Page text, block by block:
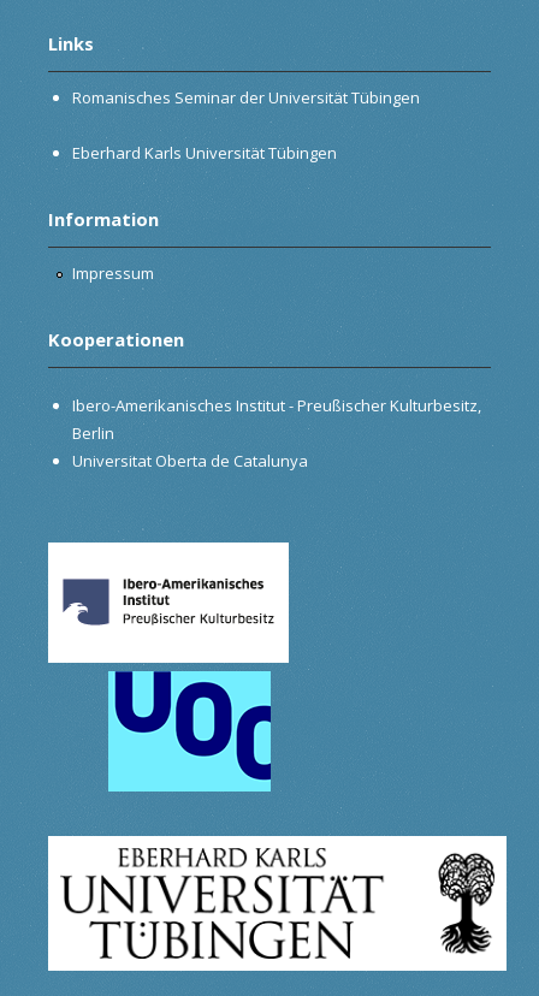
Links
Romanisches Seminar der Universität Tübingen
Eberhard Karls Universität Tübingen
Information
Impressum
Kooperationen
Ibero-Amerikanisches Institut - Preußischer Kulturbesitz,
Berlin
Universitat Oberta de Catalunya